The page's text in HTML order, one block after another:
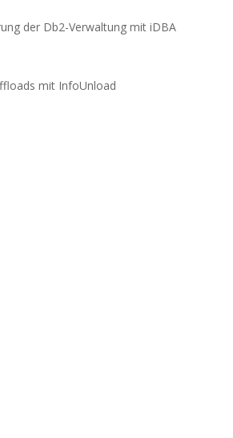
der Db2-Verwaltung mit iDBA
mit InfoUnload